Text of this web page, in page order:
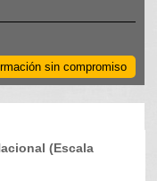
sin compromiso
(Escala